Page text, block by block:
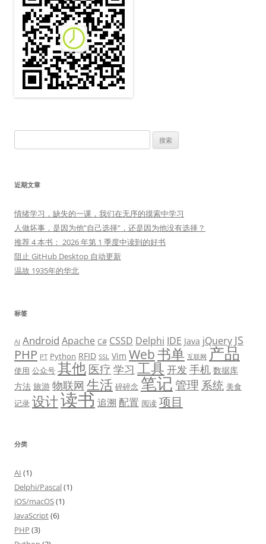
索：
近期文章
情绪学习，缺失的一课，我们在无序的摸索中学习
人做坏事，是因为他”自己选择”，还是因为他没有选择？
推荐 4 本书： 2026 年第 1 季度中读到的好书
阻止 GitHub Desktop 自动更新
温故 1935年的华北
标签
AI Android Apache C# CSSD Delphi IDE Java jQuery JS
PHP PT Python RFID SSL Vim Web书单 互联网 产品
使用 公众号 其他医疗 学习 工具 开发手机 数据库
方法 旅游 物联网 生活 碎碎念 笔记管理 系统 美食
记录 设计读书追溯 配置 阅读 项目
分类
AI (1)
Delphi/Pascal(1)
iOS/macOS(1)
JavaScript(6)
PHP (3)